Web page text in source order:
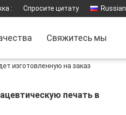
: Спросите цитату Russian
Свяжитесь мы
изготовленную на заказ
печать в